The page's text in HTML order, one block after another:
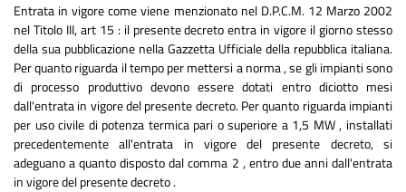
Entrata in vigore come viene menzionato nel D.P.C.M. 12 Marzo 2002
nel Titolo III, art 15 : il presente decreto entra in vigore il giorno stesso
della sua pubblicazione nella Gazzetta Ufficiale della repubblica italiana.
Per quanto riguarda il tempo per mettersi a norma , se gli impianti sono
di processo produttivo devono essere dotati entro diciotto mesi
dall'entrata in vigore del presente decreto. Per quanto riguarda impianti
per uso civile di potenza termica pari o superiore a 1,5 MW , installati
precedentemente all'entrata in vigore del presente decreto, si
adeguano a quanto disposto dal comma 2 , entro due anni dall'entrata
in vigore del presente decreto .